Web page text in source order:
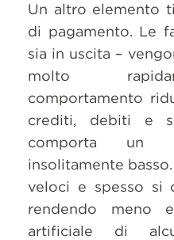
Un altro elemento
di pagamento. Le
sia in uscita –
molto
comportamento
crediti, debiti e
comporta un
insolitamente
veloci e spesso si
rendendo meno
artificiale di